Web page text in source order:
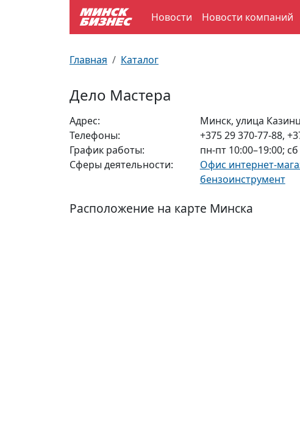
Новости Новости компаний
Главная Каталог
Дело Мастера
Адрес:
Минск, улица
Телефоны:
+375 29 370-77-88,
График работы:
пн-пт 10:00–19:00;
Сферы деятельности:
Офис интернет-
бензоинструмент
Расположение на карте Минска
Улицы Минска
Производственный календарь
Документы для ЗАГСа
Пробки на дорогах